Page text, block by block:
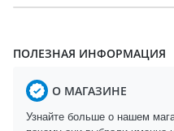
ПОЛЕЗНАЯ ИНФОРМАЦИЯ
О МАГАЗИНЕ
Узнайте больше о нашем